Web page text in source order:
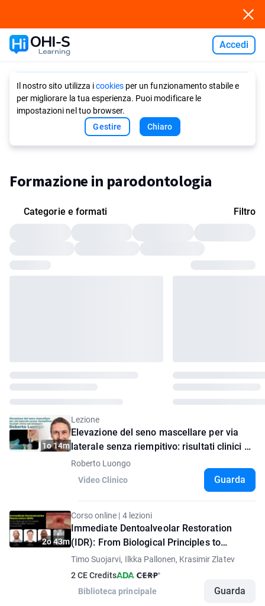
Accedi
Il nostro sito utilizza icookies per un funzionamento stabile e
per migliorare la tua esperienza. Puoi modificare le
impostazioni nel tuo browser.
Gestire
Chiaro
Formazione in parodontologia
Categorie e formati Filtro
1o 14m
Lezione
Elevazione del seno mascellare per via
laterale senza riempitivo: risultati clinici ed
istologici
Roberto Luongo
Video Clinico
Guarda
2o 43m
Corso online | 4 lezioni
Immediate Dentoalveolar Restoration
(IDR): From Biological Principles to
Predictable Clinical Outcomes
Timo Suojarvi, Ilkka Pallonen, Krasimir Zlatev
2 CE Credits
Biblioteca principale
Guarda